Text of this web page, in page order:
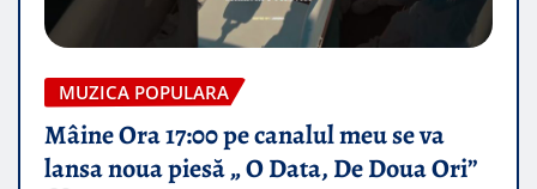
MUZICA POPULARA
Mâine Ora 17:00 pe canalul meu se va
lansa noua piesă „ O Data, De Doua Ori”